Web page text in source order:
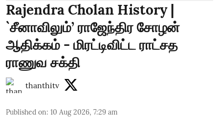
Rajendra Cholan History |
`சீனாவிலும்’ ராஜேந்திர சோழன்
ஆதிக்கம் - மிரட்டிவிட்ட ராட்சத
ராணுவ சக்தி
thanthitv
Published on: 10 Aug 2026, 7:29 am